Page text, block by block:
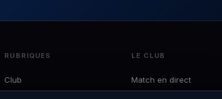
RUBRIQUES
Club
LE CLUB
Match en direct